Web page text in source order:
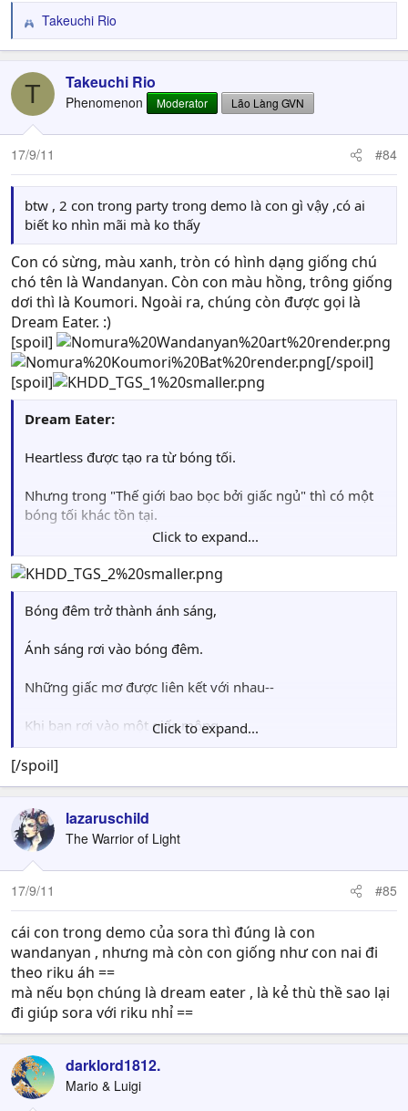
R
e
c
i
o
n
:
Takeuchi Rio
T Takeuchi Rio
Phenomenon Moderator Lão Làng GVN
17/9/11 #84
btw , 2 con trong party trong demo là con gì vậy ,có ai
biết ko nhìn mãi mà ko thấy
Con có sừng, màu xanh, tròn có hình dạng giống chú
chó tên là Wandanyan. Còn con màu hồng, trông giống
dơi thì là Koumori. Ngoài ra, chúng còn được gọi là
Dream Eater. :)
[spoil]
[/spoil]
[spoil]
Dream Eater:
Heartless được tạo ra từ bóng tối.
Nhưng trong "Thế giới bao bọc bởi giấc ngủ" thì có một
bóng tối khác tồn tại.
Những quái vật ăn giấc mơ được gọi là "Dream Eaters"
Chúng được chia thành hai loại:
con ăn ác mộng"
Click to expand...
Bóng đêm trở thành ánh sáng,
Ánh sáng rơi vào bóng đêm.
Những giấc mơ được liên kết với nhau--
Khi bạn rơi vào một giấc mộng,
Bạn được kết nối với các giấc mơ dẫn đến "Thế giới chìm
trong giấc ngủ".
Và nếu mở "Keyhole of sleep" trong thế giới đó,
Thế giới ấy sẽ được thoát ra--
Click to expand...
[/spoil]
lazaruschild
The Warrior of Light
17/9/11 #85
cái con trong demo của sora thì đúng là con
wandanyan , nhưng mà còn con giống như con nai đi
theo riku áh ==
mà nếu bọn chúng là dream eater , là kẻ thù thề sao lại
đi giúp sora với riku nhỉ ==
darklord1812.
Mario & Luigi